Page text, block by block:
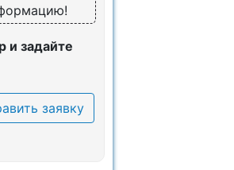
и задайте
заявку